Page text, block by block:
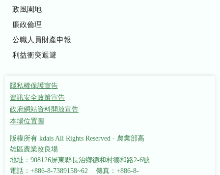
政風園地
廉政倫理
公職人員財產申報
利益衝突迴避
隱私權保護宣告
資訊安全政策宣告
政府網站資料開放宣告
本場位置圖
版權所有 kdais All Rights Reserved - 農業部高
雄區農業改良場
地址：908126屏東縣長治鄉德和村德和路2-6號
電話：+886-8-7389158~62 傳真：+886-8-